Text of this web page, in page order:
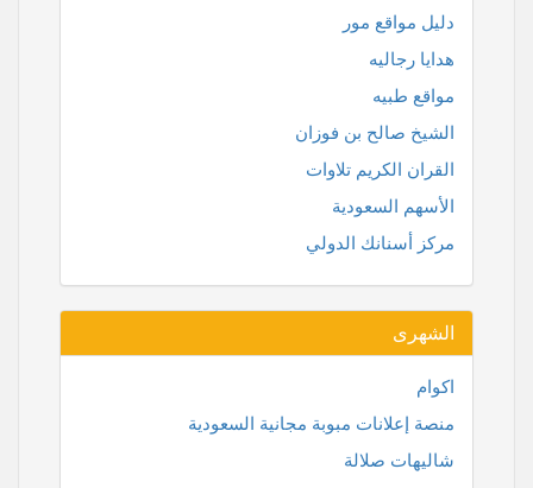
دليل مواقع مور
هدايا رجاليه
مواقع طبيه
الشيخ صالح بن فوزان
القران الكريم تلاوات
الأسهم السعودية
مركز أسنانك الدولي
الشهرى
اكوام
منصة إعلانات مبوبة مجانية السعودية
شاليهات صلالة